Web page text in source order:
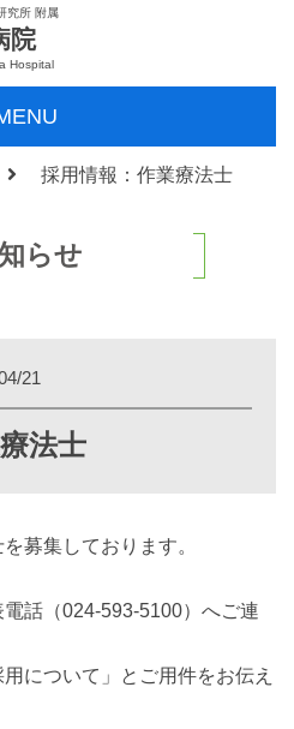
究所 附属
院
Hospital
採用情報：作業療法士
らせ
21
法士
募集しております。
話（024-593-5100）へご連
について」とご用件をお伝え